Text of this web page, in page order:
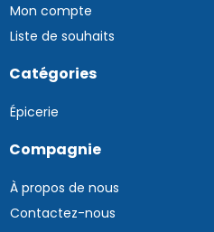
Mon compte
Liste de souhaits
Catégories
Épicerie
Compagnie
À propos de nous
Contactez-nous